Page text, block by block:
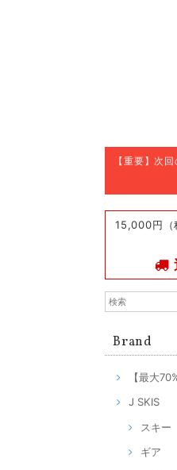
【重要】次
15,000円（
Brand
【最大
J SKIS
スキー
ギア